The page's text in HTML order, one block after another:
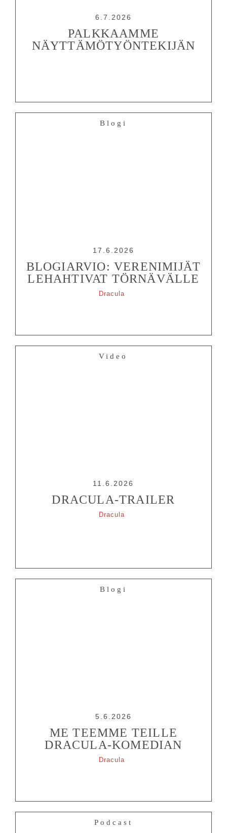
6.7.2026
PALKKAAMME
NÄYTTÄMÖTYÖNTEKIJÄN
Blogi
17.6.2026
BLOGIARVIO: VERENIMIJÄT
LEHAHTIVAT TÖRNÄVÄLLE
Dracula
Video
11.6.2026
DRACULA-TRAILER
Dracula
Blogi
5.6.2026
ME TEEMME TEILLE
DRACULA-KOMEDIAN
Dracula
Podcast